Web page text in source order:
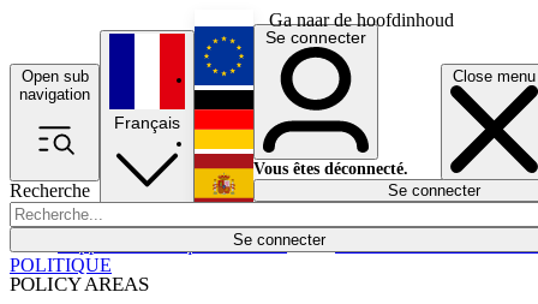
Ga naar de hoofdinhoud
Open sub
navigation
Close menu
Recherche
Se connecter
POLICY AREAS
Économie
Français
English
Deutsch
Español
Se connecter
Vous êtes déconnecté.
Se connecter
POLITIQUE